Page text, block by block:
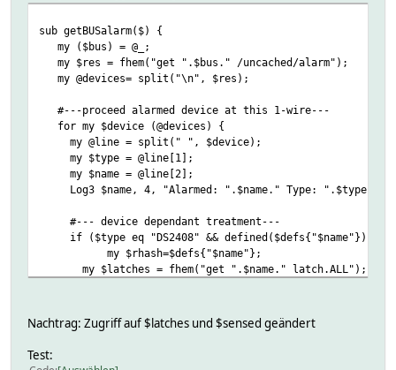
sub getBUSalarm($) {
my ($bus) = @_;
my $res = fhem("get ".$bus." /uncached/alarm");
my @devices= split("\n", $res);
#---proceed alarmed device at this 1-wire---
for my $device (@devices) {
my @line = split(" ", $device);
my $type = @line[1];
my $name = @line[2];
Log3 $name, 4, "Alarmed: ".$name." Type: ".$type;
#--- device dependant treatment---
if ($type eq "DS2408" && defined($defs{"$name"})) {
my $rhash=$defs{"$name"};
my $latches = fhem("get ".$name." latch.ALL");
Log3 $name, 4, "ports at device $name: latches
#--- DS2408 has 8 ports---
Nachtrag: Zugriff auf $latches und $sensed geändert
Test: